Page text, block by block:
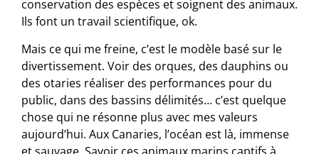
conservation des espèces et soignent des animaux.
Ils font un travail scientifique, ok.
Mais ce qui me freine, c’est le modèle basé sur le
divertissement. Voir des orques, des dauphins ou
des otaries réaliser des performances pour du
public, dans des bassins délimités… c’est quelque
chose qui ne résonne plus avec mes valeurs
aujourd’hui. Aux Canaries, l’océan est là, immense